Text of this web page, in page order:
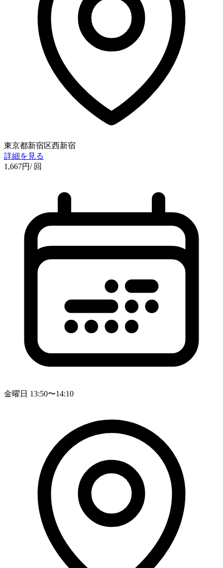
東京都新宿区西新宿
詳細を見る
1,667円/ 回
金曜日 13:50〜14:10